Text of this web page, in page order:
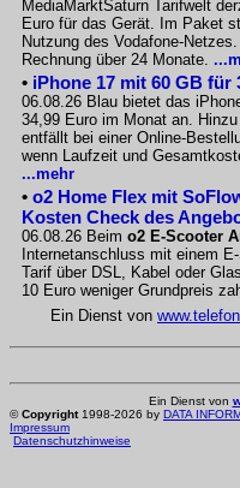
MediaMarktSaturn Tarifwelt
Euro für das Gerät. Im Paket
Nutzung des Vodafone-
Rechnung über 24 Monate.
• iPhone 17 mit 60 GB für
06.08.26 Blau bietet das
34,99 Euro im Monat an.
entfällt bei einer Online-
wenn Laufzeit und
...mehr
• o2 Home Flex mit
Kosten Check des
06.08.26 Beim o2 E-Scooter
Internetanschluss mit einem
Tarif über DSL, Kabel oder
10 Euro weniger Grundpreis
Ein Dienst von
Ein Dienst von
©Copyright1998-2026 by DATA
Impressum
Datenschutzhinweise